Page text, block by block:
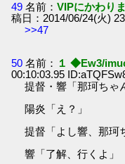
49 名前：VIPにかわり
稿日：2014/06/24(火)
>>47
50 名前： １ ◆Ew3/
00:10:03.95
提督・響「那珂ちゃ
陽炎「え？」
提督「よし響、那珂
響「了解、行くよ」